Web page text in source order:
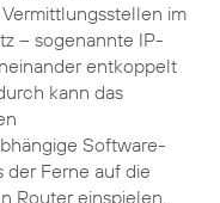
im
– sogenannte IP-
entkoppelt
kann das
Software-
der Ferne auf die
Router einspielen.